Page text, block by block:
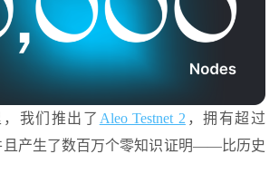
我们推出了 Aleo Testnet 2 ，拥有超过
且产生了数百万个零知识证明——比历史